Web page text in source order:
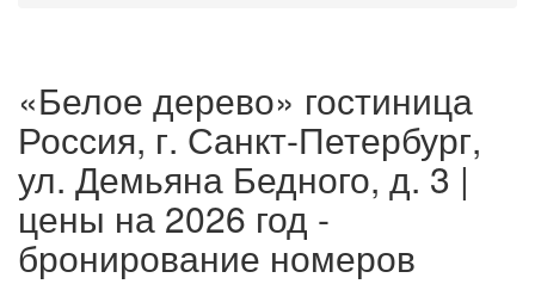
«Белое дерево» гостиница
Россия, г. Санкт-Петербург,
ул. Демьяна Бедного, д. 3 |
цены на 2026 год -
бронирование номеров